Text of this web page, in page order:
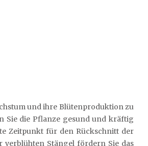
und ihre Blütenproduktion zu
Sie die Pflanze gesund und kräftig
Zeitpunkt für den Rückschnitt der
verblühten Stängel fördern Sie das